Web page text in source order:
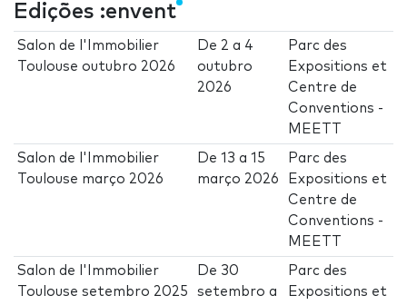
Edições :envent
Salon de l'Immobilier
Toulouse outubro 2026
De 2 a 4
outubro
2026
Parc des
Expositions et
Centre de
Conventions -
MEETT
Salon de l'Immobilier
Toulouse março 2026
De13 a15
março 2026
Parc des
Expositions et
Centre de
Conventions -
MEETT
Salon de l'Immobilier
Toulouse setembro 2025
De 30
setembro a
Parc des
Expositions et